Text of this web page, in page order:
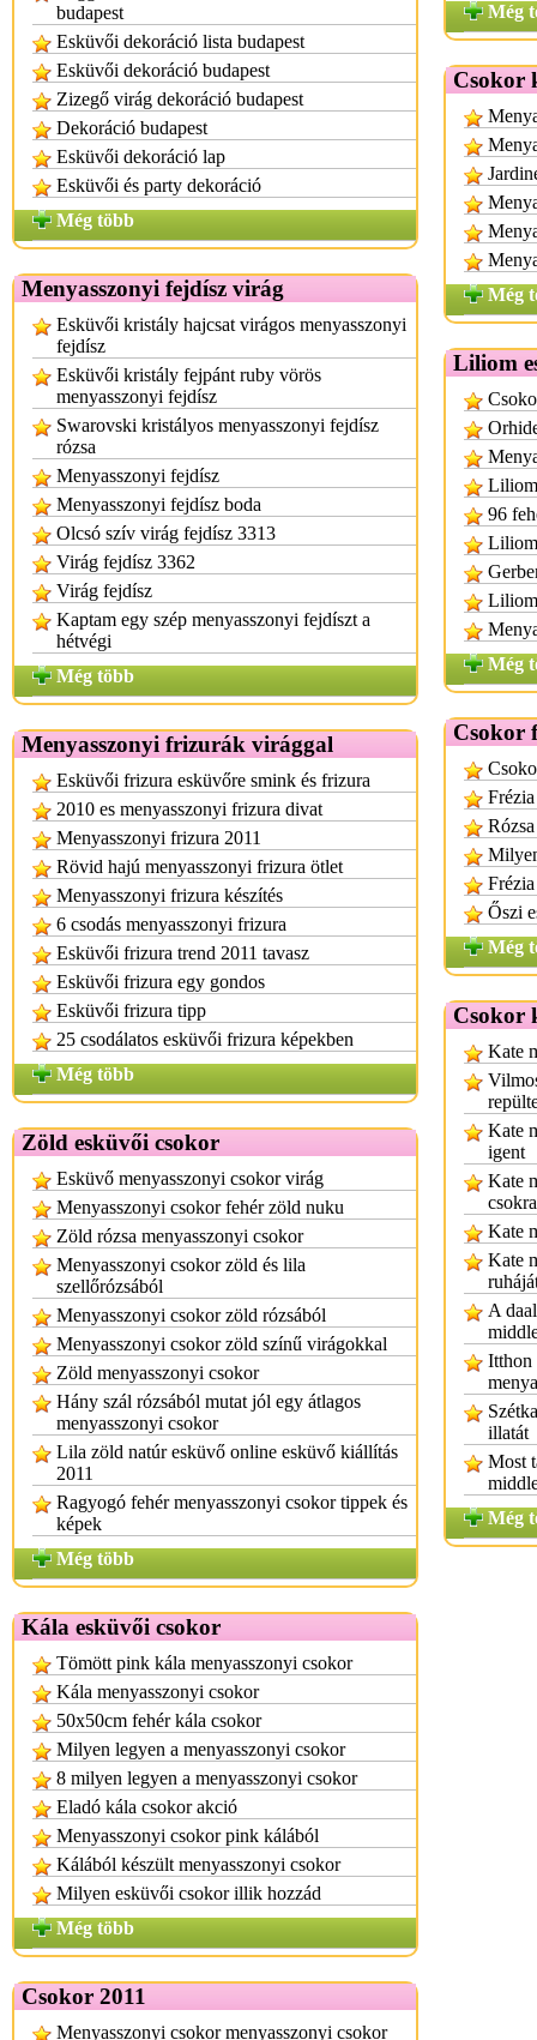
budapest
Esküvői dekoráció lista budapest
Esküvői dekoráció budapest
Zizegő virág dekoráció budapest
Dekoráció budapest
Esküvői dekoráció lap
Esküvői és party dekoráció
Még több
Menyasszonyi fejdísz virág
Esküvői kristály hajcsat virágos menyasszonyi
fejdísz
Esküvői kristály fejpánt ruby vörös
menyasszonyi fejdísz
Swarovski kristályos menyasszonyi fejdísz
rózsa
Menyasszonyi fejdísz
Menyasszonyi fejdísz boda
Olcsó szív virág fejdísz 3313
Virág fejdísz 3362
Virág fejdísz
Kaptam egy szép menyasszonyi fejdíszt a
hétvégi
Még több
Menyasszonyi frizurák virággal
Esküvői frizura esküvőre smink és frizura
2010 es menyasszonyi frizura divat
Menyasszonyi frizura 2011
Rövid hajú menyasszonyi frizura ötlet
Menyasszonyi frizura készítés
6 csodás menyasszonyi frizura
Esküvői frizura trend 2011 tavasz
Esküvői frizura egy gondos
Esküvői frizura tipp
25 csodálatos esküvői frizura képekben
Még több
Zöld esküvői csokor
Esküvő menyasszonyi csokor virág
Menyasszonyi csokor fehér zöld nuku
Zöld rózsa menyasszonyi csokor
Menyasszonyi csokor zöld és lila
szellőrózsából
Menyasszonyi csokor zöld rózsából
Menyasszonyi csokor zöld színű virágokkal
Zöld menyasszonyi csokor
Hány szál rózsából mutat jól egy átlagos
menyasszonyi csokor
Lila zöld natúr esküvő online esküvő kiállítás
2011
Ragyogó fehér menyasszonyi csokor tippek és
képek
Még több
Kála esküvői csokor
Tömött pink kála menyasszonyi csokor
Kála menyasszonyi csokor
50x50cm fehér kála csokor
Milyen legyen a menyasszonyi csokor
8 milyen legyen a menyasszonyi csokor
Eladó kála csokor akció
Menyasszonyi csokor pink kálából
Kálából készült menyasszonyi csokor
Milyen esküvői csokor illik hozzád
Még több
Csokor 2011
Menyasszonyi csokor menyasszonyi csokor
Még
Csokor
Még
Liliom
96
Még
Csokor
Őszi
Még
Csokor
Kate
Kate
igent
Kate
csokra
Kate
Kate
A
Itthon
illatát
Most
Még